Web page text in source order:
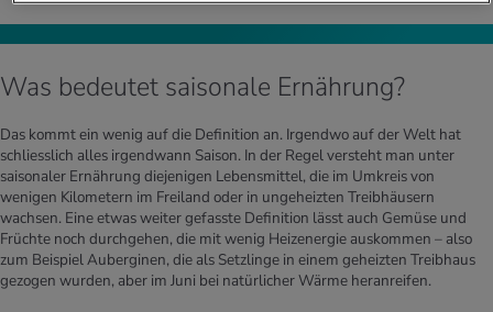
Was bedeutet saisonale Ernährung?
Das kommt ein wenig auf die Definition an. Irgendwo auf der Welt hat
schliesslich alles irgendwann Saison. In der Regel versteht man unter
saisonaler Ernährung diejenigen Lebensmittel, die im Umkreis von
wenigen Kilometern im Freiland oder in ungeheizten Treibhäusern
wachsen. Eine etwas weiter gefasste Definition lässt auch Gemüse und
Früchte noch durchgehen, die mit wenig Heizenergie auskommen – also
zum Beispiel Auberginen, die als Setzlinge in einem geheizten Treibhaus
gezogen wurden, aber im Juni bei natürlicher Wärme heranreifen.